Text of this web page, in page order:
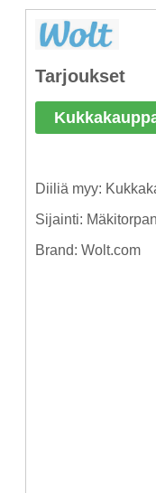
Tarjoukset
Diiliä myy:
Sijainti:
Brand: Wolt.com